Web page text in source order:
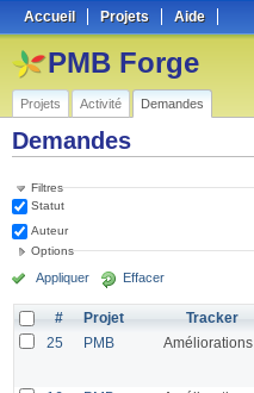
Accueil Projets Aide
PMB Forge
Projets Activité Demandes
Demandes
Filtres
Statut
Auteur
Options
Appliquer Effacer
# Projet Tracker
25
PMB Améliorations